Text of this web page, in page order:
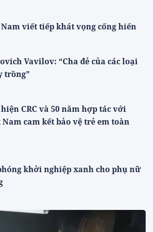
viết tiếp khát vọng cống hiến
Vavilov: “Cha đẻ của các loại
trồng”
CRC và 50 năm hợp tác với
Nam cam kết bảo vệ trẻ em toàn
khởi nghiệp xanh cho phụ nữ